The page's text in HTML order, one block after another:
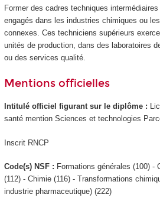
Former des cadres techniques
engagés dans les industries chimiques ou
connexes. Ces techniciens supérieurs
unités de production, dans des laboratoires
ou des services qualité.
Mentions officielles
Intitulé officiel figurant sur le diplôme :
santé mention Sciences et technologies
Inscrit RNCP
Code(s) NSF : Formations générales (100) -
(112) - Chimie (116) - Transformations
industrie pharmaceutique) (222)